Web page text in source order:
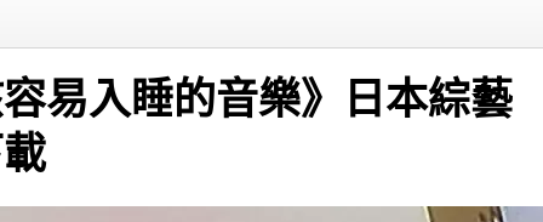
易入睡的音樂》日本綜藝